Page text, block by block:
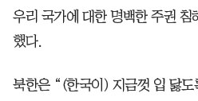
우리 국가에 대한 명백한 주권
했다.
북한은 “(한국이) 지금껏 입 닳도